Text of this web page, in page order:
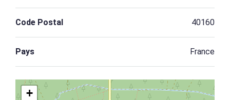
Code Postal 40160
Pays France
+